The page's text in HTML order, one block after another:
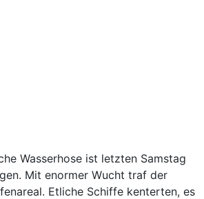
Wasserhose ist letzten Samstag
Mit enormer Wucht traf der
Etliche Schiffe kenterten, es